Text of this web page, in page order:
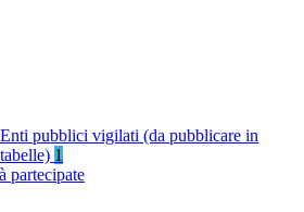
Enti pubblici vigilati (da pubblicare in
tabelle) 1
partecipate